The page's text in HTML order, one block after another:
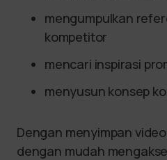
mengumpulkan
kompetitor
mencari inspirasi
menyusun konsep
Dengan menyimpan
dengan mudah